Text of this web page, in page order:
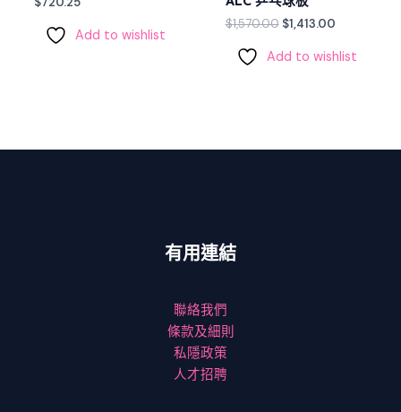
Add to wishlist
$1,570.00 $1,413.00
Add to wishlist
有用連結
聯絡我們
條款及細則
私隱政策
人才招聘